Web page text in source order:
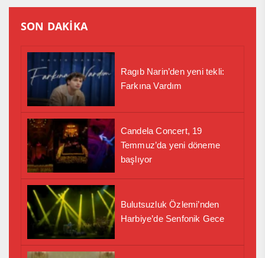
SON DAKİKA
Ragıb Narin’den yeni tekli:
Farkına Vardım
Candela Concert, 19
Temmuz’da yeni döneme
başlıyor
Bulutsuzluk Özlemi’nden
Harbiye’de Senfonik Gece